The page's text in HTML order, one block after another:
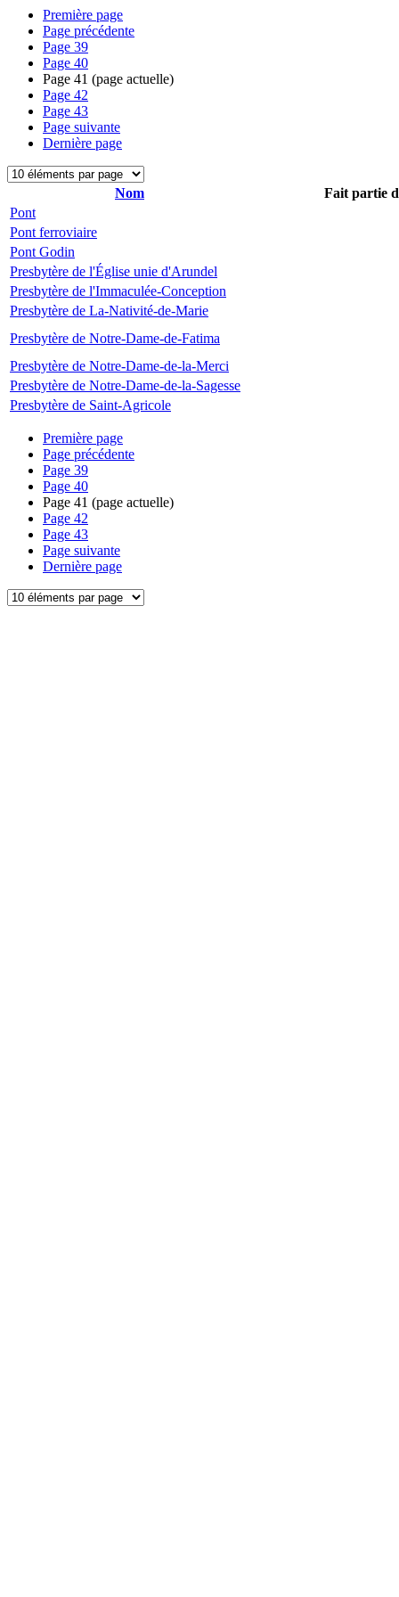
Première page
Page précédente
Page 39
Page 40
Page 41 (page actuelle)
Page 42
Page 43
Page suivante
Dernière page
Nom
Fait partie
Pont
Pont ferroviaire
Pont Godin
Presbytère de l'Église unie d'Arundel
Presbytère de l'Immaculée-Conception
Presbytère de La-Nativité-de-Marie
Presbytère de Notre-Dame-de-Fatima
Presbytère de Notre-Dame-de-la-Merci
Presbytère de Notre-Dame-de-la-Sagesse
Presbytère de Saint-Agricole
Première page
Page précédente
Page 39
Page 40
Page 41 (page actuelle)
Page 42
Page 43
Page suivante
Dernière page